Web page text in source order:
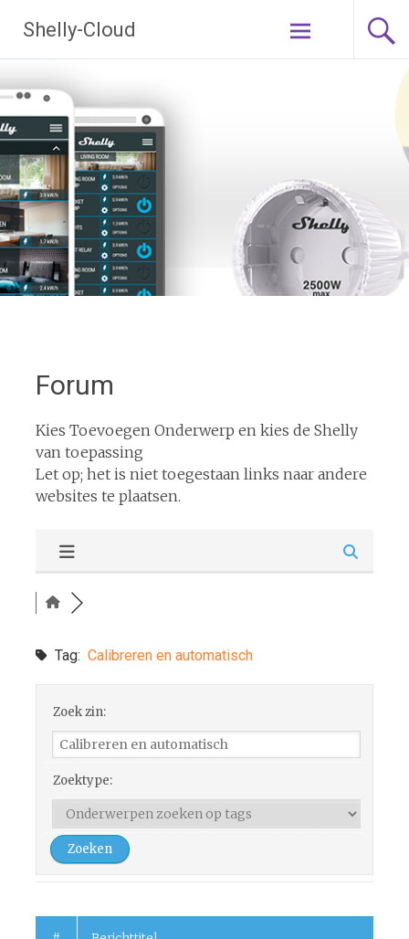
naar
de
Shelly-Cloud
Forum
Kies Toevoegen Onderwerp en kies de Shelly
van toepassing
Let op; het is niet toegestaan links naar andere
websites te plaatsen.
Tag: Calibreren en automatisch
Zoek zin:
Zoektype: